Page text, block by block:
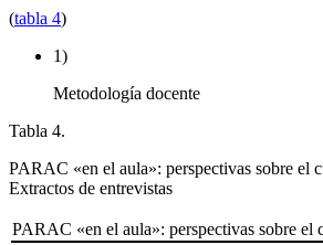
(tabla 4)
1)
Metodología docente
Tabla 4.
PARAC «en el aula»: perspectivas sobre el
Extractos de entrevistas
PARAC «en el aula»: perspectivas sobre el